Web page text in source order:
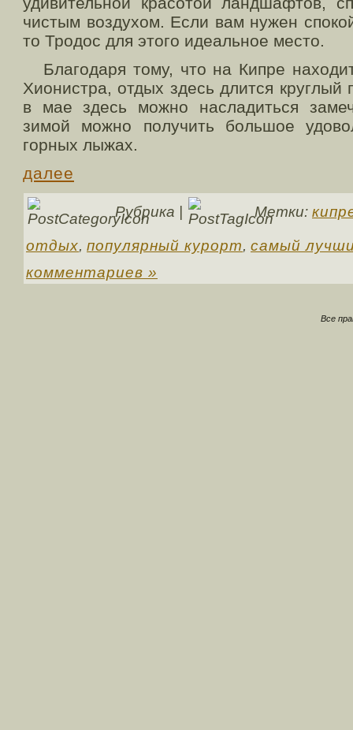
чистым воздухом. Если вам нужен
то Тродос для этого идеальное место.
Благодаря тому, что на Кипре
Хионистра, отдых здесь длится круглый
в мае здесь можно насладиться
зимой можно получить большое
горных лыжах.
далее
Рубрика | Метки:
отдых, популярный курорт, самый
комментариев »
Все